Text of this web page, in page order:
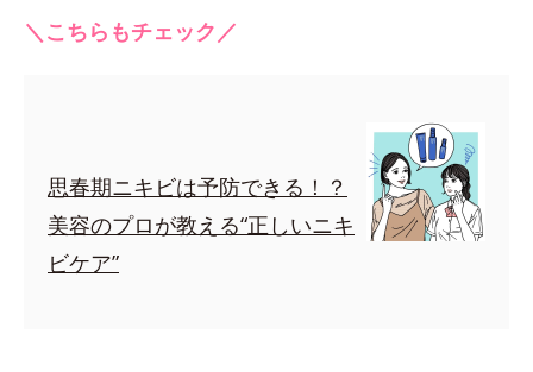
＼こちらもチェック／
思春期ニキビは予防できる！？
美容のプロが教える“正しいニキ
ビケア”